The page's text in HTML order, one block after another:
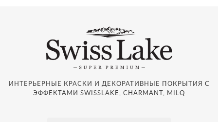
ИНТЕРЬЕРНЫЕ КРАСКИ И ДЕКОРАТИВНЫЕ ПОКРЫТИЯ С
ЭФФЕКТАМИ SWISSLAKE, CHARMANT, MILQ